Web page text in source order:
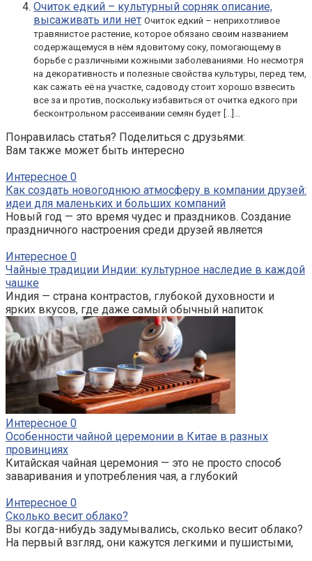
Очиток едкий – культурный сорняк описание,
высаживать или нет Очиток едкий – неприхотливое
травянистое растение, которое обязано своим названием
содержащемуся в нём ядовитому соку, помогающему в
борьбе с различными кожными заболеваниями. Но несмотря
на декоративность и полезные свойства культуры, перед тем,
как сажать её на участке, садоводу стоит хорошо взвесить
все за и против, поскольку избавиться от очитка едкого при
бесконтрольном рассеивании семян будет […]...
Понравилась статья? Поделиться с друзьями:
Вам также может быть интересно
Интересное 0
Как создать новогоднюю атмосферу в компании друзей:
идеи для маленьких и больших компаний
Новый год — это время чудес и праздников. Создание
праздничного настроения среди друзей является
Интересное 0
Чайные традиции Индии: культурное наследие в каждой
чашке
Индия — страна контрастов, глубокой духовности и
ярких вкусов, где даже самый обычный напиток
Интересное 0
Особенности чайной церемонии в Китае в разных
провинциях
Китайская чайная церемония — это не просто способ
заваривания и употребления чая, а глубокий
Интересное 0
Сколько весит облако?
Вы когда-нибудь задумывались, сколько весит облако?
На первый взгляд, они кажутся легкими и пушистыми,